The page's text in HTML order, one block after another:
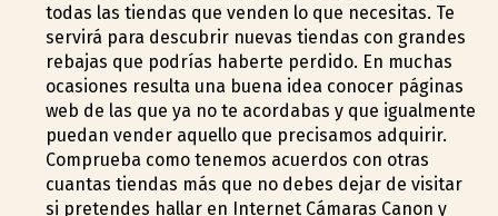
todas las tiendas que venden lo que necesitas. Te
servirá para descubrir nuevas tiendas con grandes
rebajas que podrías haberte perdido. En muchas
ocasiones resulta una buena idea conocer páginas
web de las que ya no te acordabas y que igualmente
puedan vender aquello que precisamos adquirir.
Comprueba como tenemos acuerdos con otras
cuantas tiendas más que no debes dejar de visitar
si pretendes hallar en Internet Cámaras Canon y